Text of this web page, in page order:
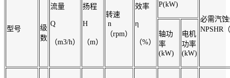
型号
级
数
流量
Q
（m3/h）
扬程
H
（m）
转速
n
（rpm）
效率
η
（%）
P(kW)
必需汽
NPSHR
轴功
率
(kW)
电机
功率
(kW)